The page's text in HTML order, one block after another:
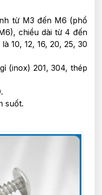
từ M3 đến M6 (phổ
chiều dài từ 4 đến
10, 12, 16, 20, 25, 30
(inox) 201, 304, thép
suốt.